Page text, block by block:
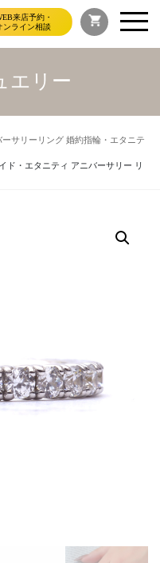
来店予約・
ンライン相談
エリー
サリーリング 婚約指輪・エタニテ
ド・エタニティ アニバーサリー リ